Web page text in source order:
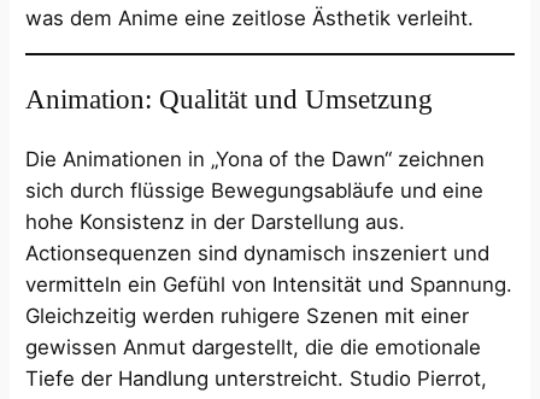
was dem Anime eine zeitlose Ästhetik verleiht.
Animation: Qualität und Umsetzung
Die Animationen in „Yona of the Dawn“ zeichnen
sich durch flüssige Bewegungsabläufe und eine
hohe Konsistenz in der Darstellung aus.
Actionsequenzen sind dynamisch inszeniert und
vermitteln ein Gefühl von Intensität und Spannung.
Gleichzeitig werden ruhigere Szenen mit einer
gewissen Anmut dargestellt, die die emotionale
Tiefe der Handlung unterstreicht. Studio Pierrot,